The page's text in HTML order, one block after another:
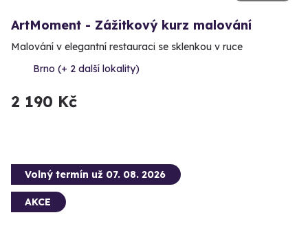
ArtMoment - Zážitkový kurz malování
Malování v elegantní restauraci se sklenkou v ruce
Brno (+ 2 další lokality)
2 190 Kč
Volný termín už 07. 08. 2026
AKCE